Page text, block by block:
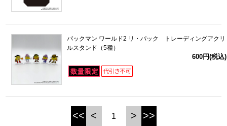
パックマン ワールド2 リ・パック トレーディングアクリ
ルスタンド（5種）
600円(税込)
<< < 1 > >>